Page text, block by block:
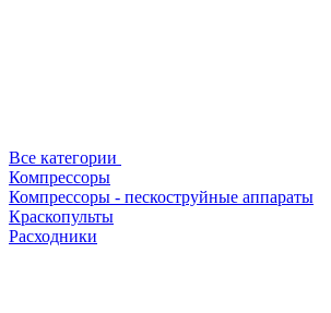
Все категории
Компрессоры
Компрессоры - пескоструйные аппараты
Краскопульты
Расходники